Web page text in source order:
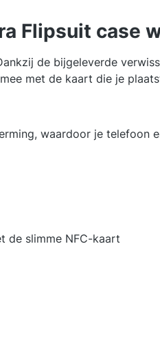
Flipsuit case
de bijgeleverde
met de kaart die je
waardoor je telefoon
de slimme NFC-kaart